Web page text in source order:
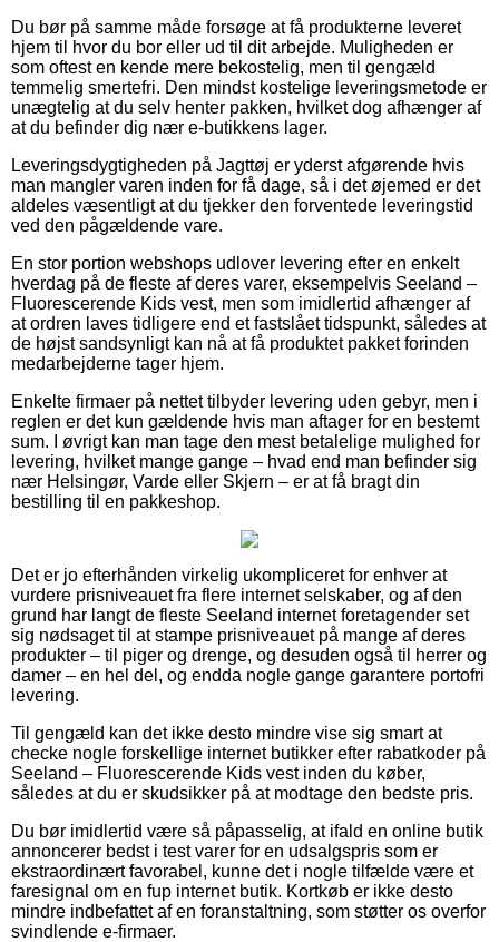
Du bør på samme måde forsøge at få produkterne leveret
hjem til hvor du bor eller ud til dit arbejde. Muligheden er
som oftest en kende mere bekostelig, men til gengæld
temmelig smertefri. Den mindst kostelige leveringsmetode er
unægtelig at du selv henter pakken, hvilket dog afhænger af
at du befinder dig nær e-butikkens lager.
Leveringsdygtigheden på Jagttøj er yderst afgørende hvis
man mangler varen inden for få dage, så i det øjemed er det
aldeles væsentligt at du tjekker den forventede leveringstid
ved den pågældende vare.
En stor portion webshops udlover levering efter en enkelt
hverdag på de fleste af deres varer, eksempelvis Seeland –
Fluorescerende Kids vest, men som imidlertid afhænger af
at ordren laves tidligere end et fastslået tidspunkt, således at
de højst sandsynligt kan nå at få produktet pakket forinden
medarbejderne tager hjem.
Enkelte firmaer på nettet tilbyder levering uden gebyr, men i
reglen er det kun gældende hvis man aftager for en bestemt
sum. I øvrigt kan man tage den mest betalelige mulighed for
levering, hvilket mange gange – hvad end man befinder sig
nær Helsingør, Varde eller Skjern – er at få bragt din
bestilling til en pakkeshop.
Det er jo efterhånden virkelig ukompliceret for enhver at
vurdere prisniveauet fra flere internet selskaber, og af den
grund har langt de fleste Seeland internet foretagender set
sig nødsaget til at stampe prisniveauet på mange af deres
produkter – til piger og drenge, og desuden også til herrer og
damer – en hel del, og endda nogle gange garantere portofri
levering.
Til gengæld kan det ikke desto mindre vise sig smart at
checke nogle forskellige internet butikker efter rabatkoder på
Seeland – Fluorescerende Kids vest inden du køber,
således at du er skudsikker på at modtage den bedste pris.
Du bør imidlertid være så påpasselig, at ifald en online butik
annoncerer bedst i test varer for en udsalgspris som er
ekstraordinært favorabel, kunne det i nogle tilfælde være et
faresignal om en fup internet butik. Kortkøb er ikke desto
mindre indbefattet af en foranstaltning, som støtter os overfor
svindlende e-firmaer.